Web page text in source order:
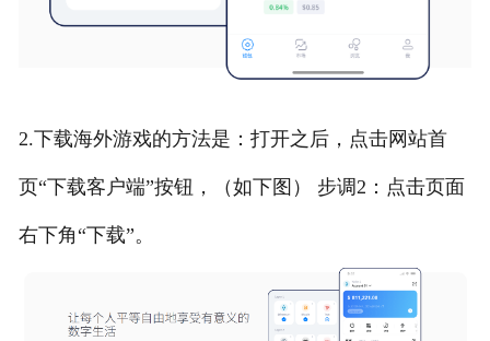
2.下载海外游戏的方法是：打开之后，点击网站首
页“下载客户端”按钮，（如下图） 步调2：点击页面
右下角“下载”。